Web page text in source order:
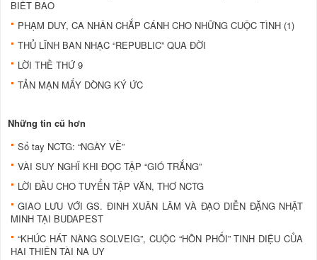
BIẾT BAO
PHẠM DUY, CA NHÂN CHẮP CÁNH CHO NHỮNG CUỘC TÌNH (1)
THỦ LĨNH BAN NHẠC “REPUBLIC” QUA ĐỜI
LỜI THỀ THỨ 9
TẢN MẠN MẤY DÒNG KÝ ỨC
Những tin cũ hơn
Sổ tay NCTG: “NGÀY VỀ”
VÀI SUY NGHĨ KHI ĐỌC TẬP “GIÓ TRẮNG”
LỜI ĐẦU CHO TUYỂN TẬP VĂN, THƠ NCTG
GIAO LƯU VỚI GS. ĐINH XUÂN LÂM VÀ ĐẠO DIỄN ĐẶNG NHẬT
MINH TẠI BUDAPEST
“KHÚC HÁT NÀNG SOLVEIG”, CUỘC “HÔN PHỐI” TINH DIỆU CỦA
HAI THIÊN TÀI NA UY